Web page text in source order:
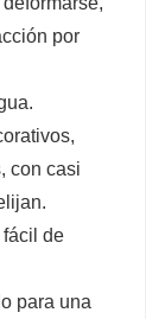
por
con casi
de
para una